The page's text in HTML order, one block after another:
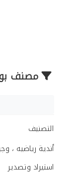
مصنف
التصنيف
أندية رياضيه ،
استيراد وتصدير